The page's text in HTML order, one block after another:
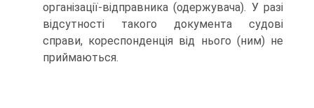
організації-відправника (одержувача). У разі
відсутності такого документа судові
справи, кореспонденція від нього (ним) не
приймаються.